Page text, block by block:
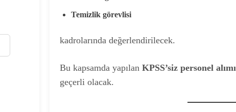
Temizlik görevlisi
kadrolarında değerlendirilecek.
Bu kapsamda yapılan KPSS’siz personel alımı
geçerli olacak.